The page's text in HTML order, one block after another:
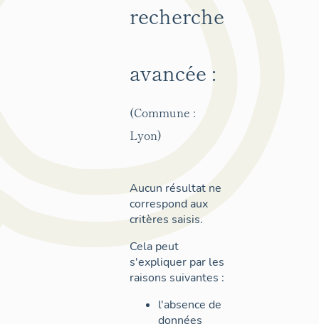
recherche
avancée :
(Commune :
Lyon)
Aucun résultat ne
correspond aux
critères saisis.
Cela peut
s'expliquer par les
raisons suivantes :
l'absence de
données